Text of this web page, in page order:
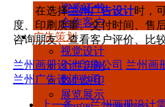
资质证书
合作客户
广告策划
视觉设计
个性定制
数码快印
展览展示
在选择兰州广告设计时，
度、印刷质量、交付时间、售
咨询朋友、查看客户评价、比
兰州画册设计印刷公司 兰州画
兰州广告设计公司
上一条 ：兰州画册设计